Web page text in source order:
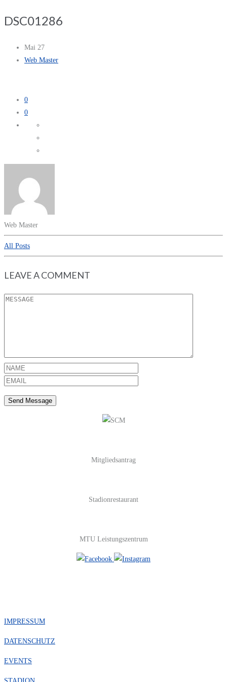
DSC01286
Mai 27
Web Master
0
0
Web Master
All Posts
LEAVE A COMMENT
Mitgliedsantrag
Stadionrestaurant
MTU Leistungszentrum
IMPRESSUM
DATENSCHUTZ
EVENTS